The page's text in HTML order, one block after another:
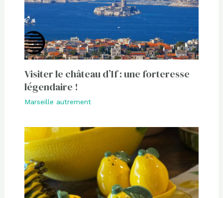
Visiter le château d’If : une forteresse
légendaire !
Marseille autrement